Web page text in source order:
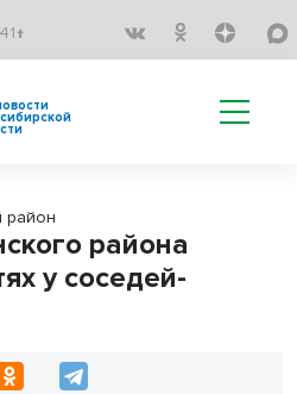
район
района
у соседей-